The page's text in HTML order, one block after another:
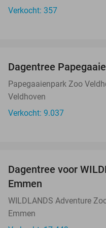
Verkocht: 357
Dagentree
Papegaaienpark Zoo
Veldhoven
Verkocht: 9.037
Dagentree voor
Emmen
WILDLANDS Adventure
Emmen